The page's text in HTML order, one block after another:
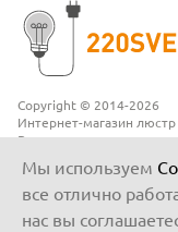
Copyright © 2014-2026
Интернет-магазин
Все права защищены
Мы используем
все отлично
нас вы